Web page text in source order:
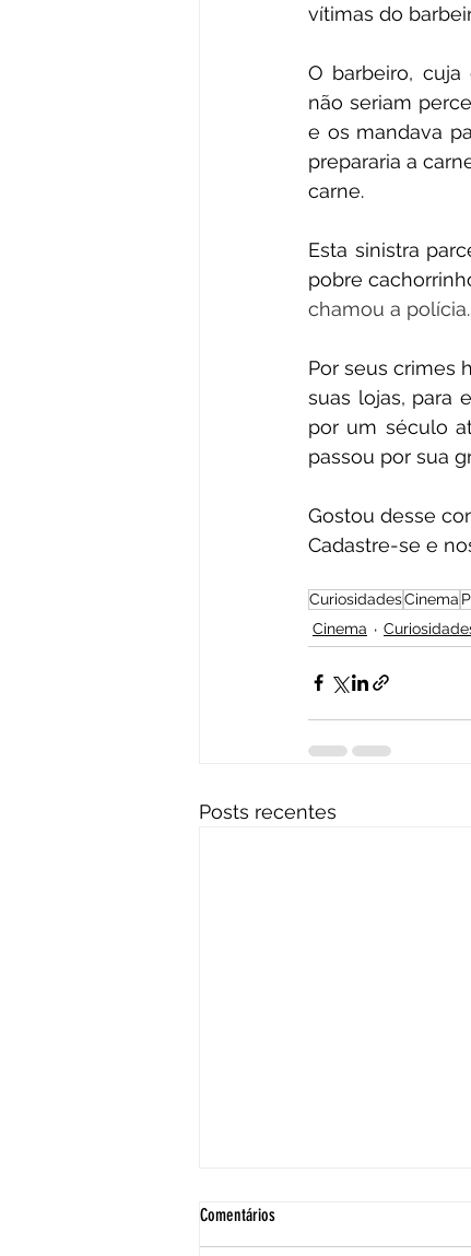
vítimas do
O barbeiro,
não seriam
e os mandava
prepararia a
carne.
Esta sinistra
pobre
chamou a
Por seus crimes
suas lojas, para
por um século
passou por sua
Gostou desse
Cadastre-se e
CuriosidadesCinema
Cinema
Posts recentes
Comentários